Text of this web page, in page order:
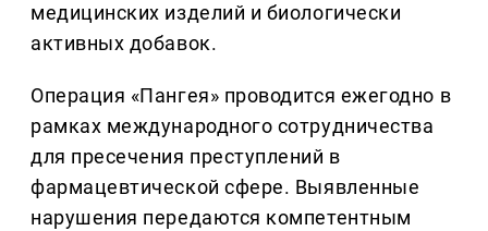
медицинских изделий и биологически
активных добавок.
Операция «Пангея» проводится ежегодно в
рамках международного сотрудничества
для пресечения преступлений в
фармацевтической сфере. Выявленные
нарушения передаются компетентным